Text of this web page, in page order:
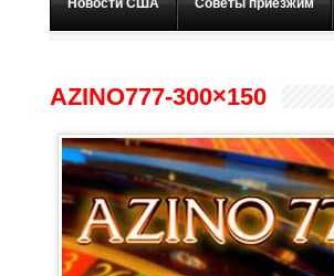
Новости США Советы приезжим
AZINO777-300×150